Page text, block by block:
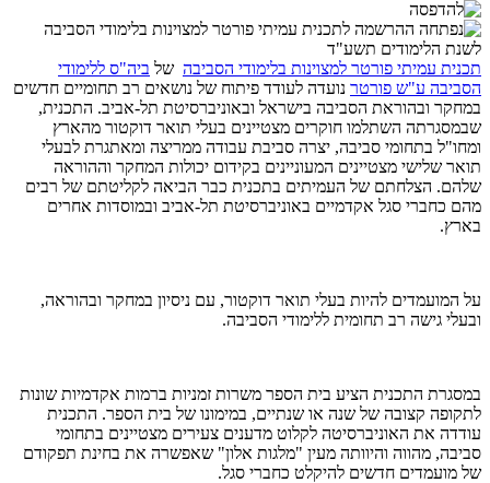
תכנית עמיתי פורטר למצוינות בלימודי הסביבה של ביה"ס ללימודי
הסביבה ע"ש פורטר נועדה לעודד פיתוח של נושאים רב תחומיים חדשים
במחקר ובהוראת הסביבה בישראל ובאוניברסיטת תל-אביב. התכנית,
שבמסגרתה השתלמו חוקרים מצטיינים בעלי תואר דוקטור מהארץ
ומחו"ל בתחומי סביבה, יצרה סביבת עבודה ממריצה ומאתגרת לבעלי
תואר שלישי מצטיינים המעוניינים בקידום יכולות המחקר וההוראה
שלהם. הצלחתם של העמיתים בתכנית כבר הביאה לקליטתם של רבים
מהם כחברי סגל אקדמיים באוניברסיטת תל-אביב ובמוסדות אחרים
בארץ.
על המועמדים להיות בעלי תואר דוקטור, עם ניסיון במחקר ובהוראה,
ובעלי גישה רב תחומית ללימודי הסביבה.
במסגרת התכנית הציע בית הספר משרות זמניות ברמות אקדמיות שונות
לתקופה קצובה של שנה או שנתיים, במימונו של בית הספר. התכנית
עודדה את האוניברסיטה לקלוט מדענים צעירים מצטיינים בתחומי
סביבה, מהווה והיוותה מעין "מלגות אלון" שאפשרה את בחינת תפקודם
של מועמדים חדשים להיקלט כחברי סגל.